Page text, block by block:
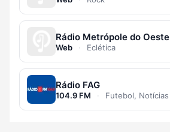
Rádio Metrópole do Oeste
Web · Eclética
Rádio FAG
104.9 FM · Futebol, Notícias